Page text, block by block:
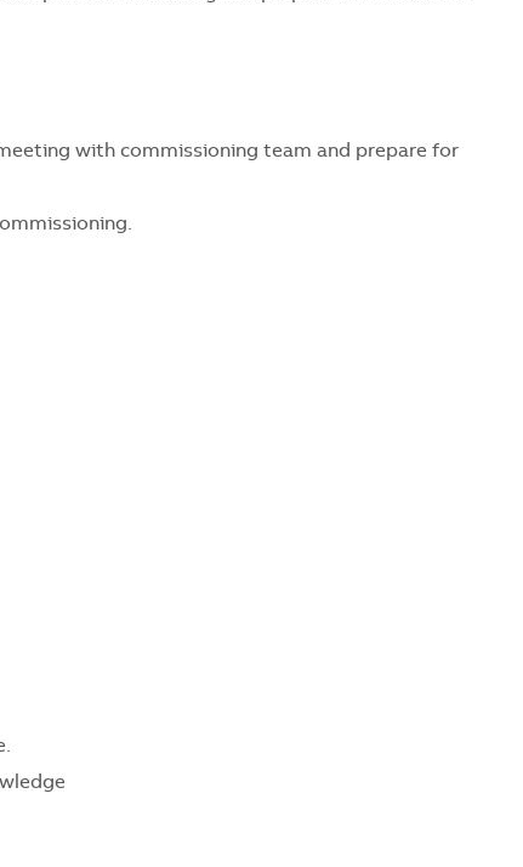
with commissioning team and prepare for